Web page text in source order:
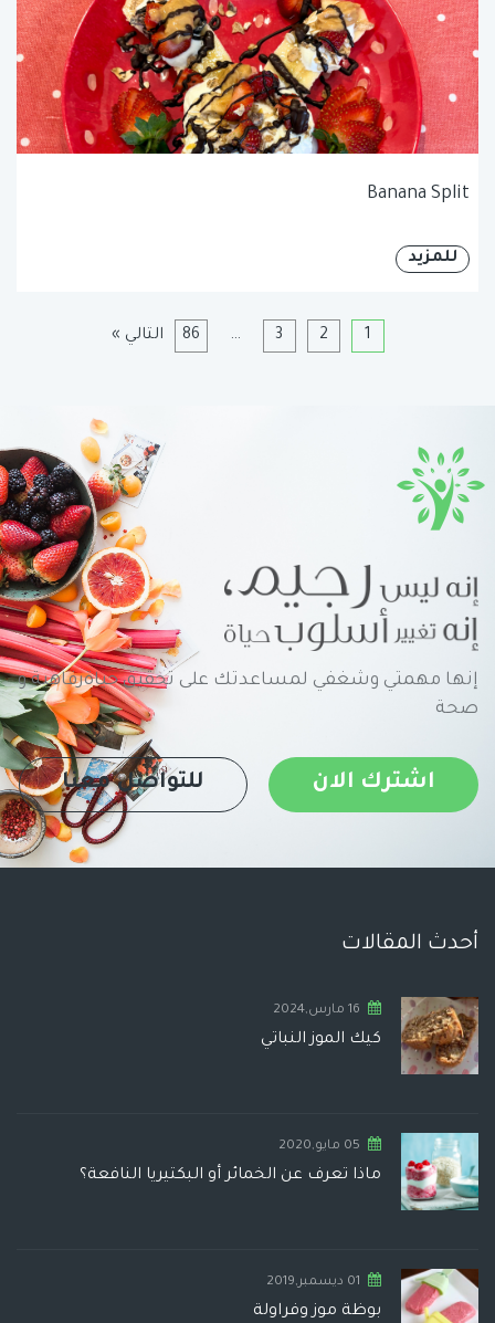
Banana Split
للمزيد
1
2
3
…
86 التالي »
إنها مهمتي وشغفي لمساعدتك على تحقيق حياةرفاهية و
صحة
اشترك الان للتواصل معنا
أحدث المقالات
16 مارس,2024
كيك الموز النباتي
05 مايو,2020
ماذا تعرف عن الخمائر أو البكتيريا النافعة؟
01 ديسمبر,2019
بوظة موز وفراولة